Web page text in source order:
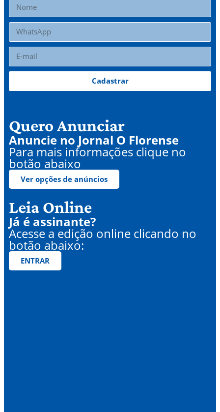
Cadastrar
Quero Anunciar
Anuncie no Jornal O Florense
Para mais informações clique no
botão abaixo
Ver opções de anúncios
Leia Online
Já é assinante?
Acesse a edição online clicando no
botão abaixo:
ENTRAR